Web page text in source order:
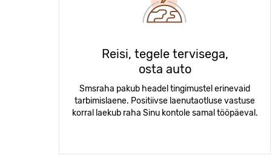
Reisi, tegele tervisega,
osta auto
Smsraha pakub headel tingimustel erinevaid
tarbimislaene. Positiivse laenutaotluse vastuse
korral laekub raha Sinu kontole samal tööpäeval.